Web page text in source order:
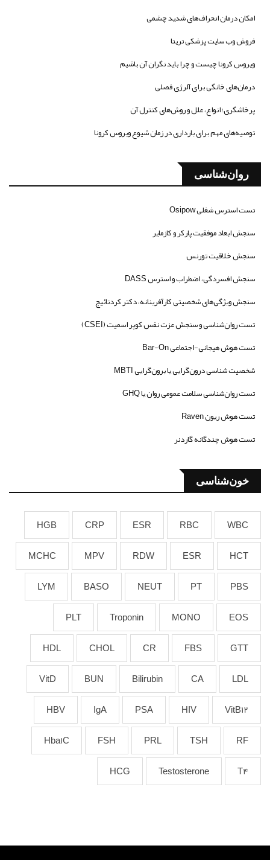
امکان درمان انحراف‌های شدید چشمی
فروش وب سایت پزشکی تریتا
ویروس کرونا چیست و چرا باید نگران آن باشیم
درمان‌های خانگی برای آلرژی فصلی
پرخاشگری؛ انواع، علل و روش‌های کنترل آن
توصیه‌های مهم برای بارداری در زمان شیوع ویروس کرونا
روان‌شناسی
تست استرس شغلی Osipow
سنجش ابعاد موفقیت پارکر و کازمایر
سنجش خلاقیت تورنس
سنجش افسردگی، اضطراب و استرس DASS
سنجش ویژگی‌های شخصیتی کارآفرینانه، دکتر کردنائیج
تست روان‌شناسی و سنجش عزت نفس کوپر اسمیت (CSEI)
تست هوش هیجانی-اجتماعی Bar-On
شخصیت شناسی درون‌گرایی یا برون‌گرایی MBTI
تست روان‌شناسی سلامت عمومی روان یا GHQ
تست هوش ریون Raven
تست هوش چندگانه گاردنر
خون‌شناسی
WBC
RBC
ESR
CRP
HGB
HCT
ESR
RDW
MPV
MCHC
PBS
PT
NEUT
BASO
LYM
EOS
MONO
Troponin
PLT
GTT
FBS
CR
CHOL
HDL
LDL
CA
Bilirubin
BUN
VitD
VitB12
HIV
PSA
IgA
HBV
RF
TSH
PRL
FSH
Hba1C
T4
Testosterone
HCG